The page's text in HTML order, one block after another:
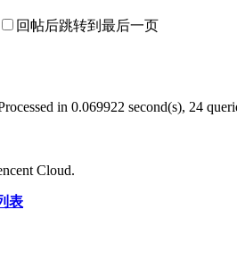
回帖后跳转到最后一页
in 0.069922 second(s), 24
Cloud.
表